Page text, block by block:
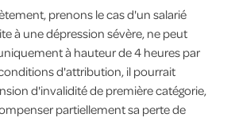
prenons le cas d'un salarié
à une dépression sévère, ne peut
à hauteur de 4 heures par
d'attribution, il pourrait
d'invalidité de première catégorie,
partiellement sa perte de